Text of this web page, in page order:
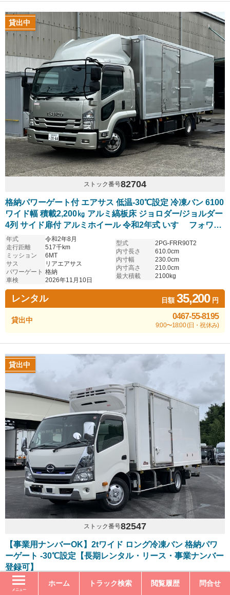
メニュー
ホーム トラック検索 閲覧履歴 問合せ
貸出中
ストック番号82704
格納パワーゲート付 エアサス 低温-30℃設定 冷凍バン 6100
ワイド幅 積載2,200㎏ アルミ縞板床 ジョロダー/ジョルダー
4列 サイド扉付 アルミホイール 令和2年式 いすゞ フォワー
ド
年式
令和2年8月
走行距離
517千km
ミッション
6MT
サス
リアエアサス
パワーゲート 格納
車検
2026年11月10日
型式
2PG-FRR90T2
内寸長さ
610.0cm
内寸幅
230.0cm
内寸高さ
210.0cm
最大積載
2100kg
レンタル 日額35,200円
貸出中 0467-55-8195
9:00〜18:00 (日・祝休み)
貸出中
ストック番号82547
【事業用ナンバーOK】2tワイド ロング冷凍バン 格納パワ
ーゲート -30℃設定【長期レンタル・リース・事業ナンバー
登録可】
年式
平成30年4月
走行距離
型式
TKG-XZU710M